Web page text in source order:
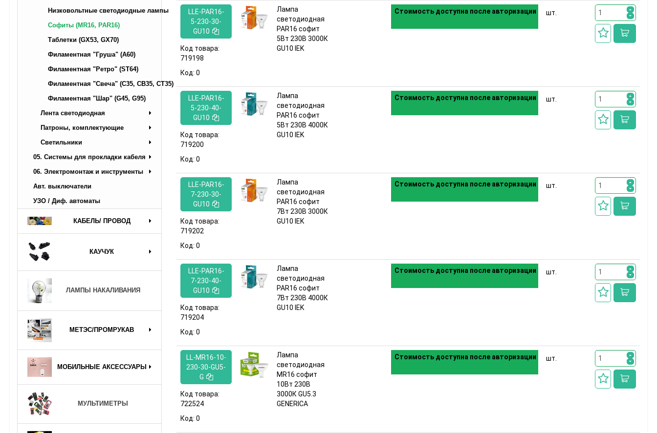
Низковольтные светодиодные лампы
Софиты (MR16, PAR16)
Таблетки (GX53, GX70)
Филаментная "Груша" (A60)
Филаментная "Ретро" (ST64)
Филаментная "Свеча" (C35, CB35, CT35)
Филаментная "Шар" (G45, G95)
Лента светодиодная
Патроны, комплектующие
Светильники
05. Системы для прокладки кабеля
06. Электромонтаж и инструменты
Авт. выключатели
УЗО / Диф. автоматы
КАБЕЛЬ/ ПРОВОД
КАУЧУК
ЛАМПЫ НАКАЛИВАНИЯ
МЕТЭС/ПРОМРУКАВ
МОБИЛЬНЫЕ АКСЕССУАРЫ
МУЛЬТИМЕТРЫ
LLE-PAR16-
5-230-30-
GU10
Код товара:
719198
Код: 0
Лампа
светодиодная
PAR16 софит
5Вт 230В 3000К
GU10 IEK
Стоимость доступна после авторизации шт.
LLE-PAR16-
5-230-40-
GU10
Код товара:
719200
Код: 0
Лампа
светодиодная
PAR16 софит
5Вт 230В 4000К
GU10 IEK
Стоимость доступна после авторизации шт.
LLE-PAR16-
7-230-30-
GU10
Код товара:
719202
Код: 0
Лампа
светодиодная
PAR16 софит
7Вт 230В 3000К
GU10 IEK
Стоимость доступна после авторизации шт.
LLE-PAR16-
7-230-40-
GU10
Код товара:
719204
Код: 0
Лампа
светодиодная
PAR16 софит
7Вт 230В 4000К
GU10 IEK
Стоимость доступна после авторизации шт.
LL-MR16-10-
230-30-GU5-
G
Код товара:
722524
Код: 0
Лампа
светодиодная
MR16 софит
10Вт 230В
3000К GU5.3
GENERICA
Стоимость доступна после авторизации шт.